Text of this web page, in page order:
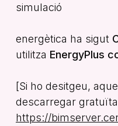
simulació
energètica ha sigut
utilitza EnergyPlus
[Si ho desitgeu,
descarregar
https://